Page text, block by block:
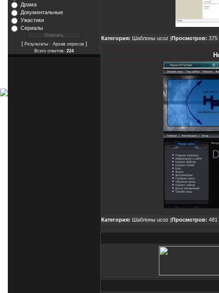
Драма
Документальные
Ужастики
Сериалы
[ Результаты· Архив опросов]
Всего ответов: 224
Категория: Шаблоны ucoz |Просмотров: 375
Категория: Шаблоны ucoz |Просмотров: 481